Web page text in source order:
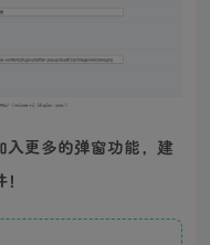
入更多的弹窗功能，建